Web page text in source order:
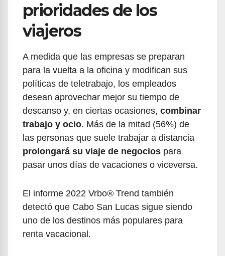
prioridades de los
viajeros
A medida que las empresas se preparan
para la vuelta a la oficina y modifican sus
políticas de teletrabajo, los empleados
desean aprovechar mejor su tiempo de
descanso y, en ciertas ocasiones, combinar
trabajo y ocio. Más de la mitad (56%) de
las personas que suele trabajar a distancia
prolongará su viaje de negocios para
pasar unos días de vacaciones o viceversa.
El informe 2022 Vrbo® Trend también
detectó que Cabo San Lucas sigue siendo
uno de los destinos más populares para
renta vacacional.